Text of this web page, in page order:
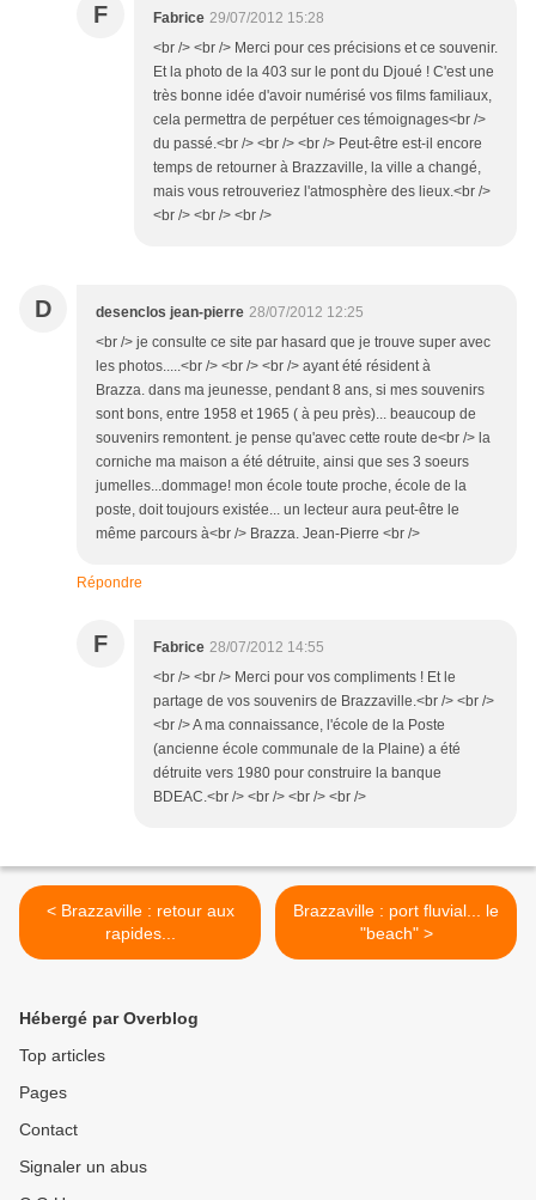
F Fabrice 29/07/2012 15:28
<br /> <br /> Merci pour ces précisions et ce souvenir.
Et la photo de la 403 sur le pont du Djoué ! C'est une
très bonne idée d'avoir numérisé vos films familiaux,
cela permettra de perpétuer ces témoignages<br />
du passé.<br /> <br /> <br /> Peut-être est-il encore
temps de retourner à Brazzaville, la ville a changé,
mais vous retrouveriez l'atmosphère des lieux.<br />
<br /> <br /> <br />
D desenclos jean-pierre 28/07/2012 12:25
<br /> je consulte ce site par hasard que je trouve super avec
les photos.....<br /> <br /> <br /> ayant été résident à
Brazza. dans ma jeunesse, pendant 8 ans, si mes souvenirs
sont bons, entre 1958 et 1965 ( à peu près)... beaucoup de
souvenirs remontent. je pense qu'avec cette route de<br /> la
corniche ma maison a été détruite, ainsi que ses 3 soeurs
jumelles...dommage! mon école toute proche, école de la
poste, doit toujours existée... un lecteur aura peut-être le
même parcours à<br /> Brazza. Jean-Pierre <br />
Répondre
F Fabrice 28/07/2012 14:55
<br /> <br /> Merci pour vos compliments ! Et le
partage de vos souvenirs de Brazzaville.<br /> <br />
<br /> A ma connaissance, l'école de la Poste
(ancienne école communale de la Plaine) a été
détruite vers 1980 pour construire la banque
BDEAC.<br /> <br /> <br /> <br />
< Brazzaville : retour aux
rapides...
Brazzaville : port fluvial... le
"beach" >
Hébergé par Overblog
Top articles
Pages
Contact
Signaler un abus